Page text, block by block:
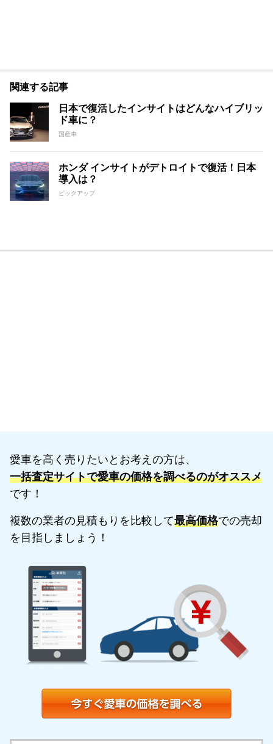
関連する記事
日本で復活したインサイトはどんなハイブリッ
ド車に？
国産車
ホンダ インサイトがデトロイトで復活！日本
導入は？
ピックアップ
愛車を高く売りたいとお考えの方は、
一括査定サイトで愛車の価格を調べるのがオススメ
です！
複数の業者の見積もりを比較して最高価格での売却
を目指しましょう！